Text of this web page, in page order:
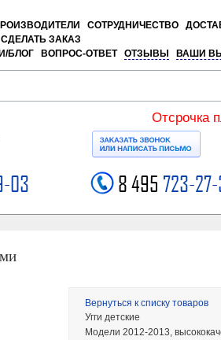
СОТРУДНИЧЕСТВО
СДЕЛАТЬ ЗАКАЗ
БЛОГ ВОПРОС-ОТВЕТ ОТЗЫВЫ ВАШИ
Отсрочка
03 8 495 723-
Вернуться к списку товаров
Угги детские
Модели 2012-2013,